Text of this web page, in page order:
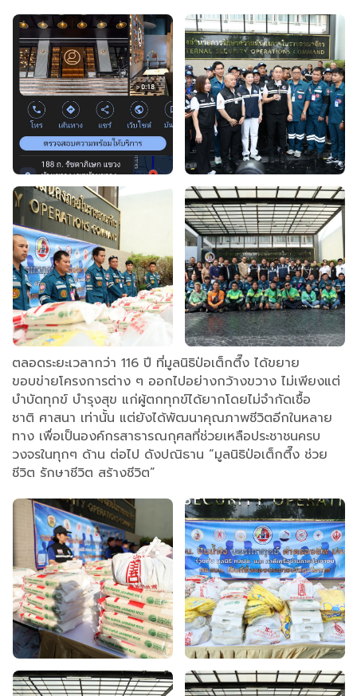
ตลอดระยะเวลากว่า 116 ปี ที่มูลนิธิป่อเต็กตึ๊ง ได้ขยาย
ขอบข่ายโครงการต่าง ๆ ออกไปอย่างกว้างขวาง ไม่เพียงแต่
บำบัดทุกข์ บำรุงสุข แก่ผู้ตกทุกข์ได้ยากโดยไม่จำกัดเชื้อ
ชาติ ศาสนา เท่านั้น แต่ยังได้พัฒนาคุณภาพชีวิตอีกในหลาย
ทาง เพื่อเป็นองค์กรสาธารณกุศลที่ช่วยเหลือประชาชนครบ
วงจรในทุกๆ ด้าน ต่อไป ดังปณิธาน “มูลนิธิป่อเต็กตึ๊ง ช่วย
ชีวิต รักษาชีวิต สร้างชีวิต”